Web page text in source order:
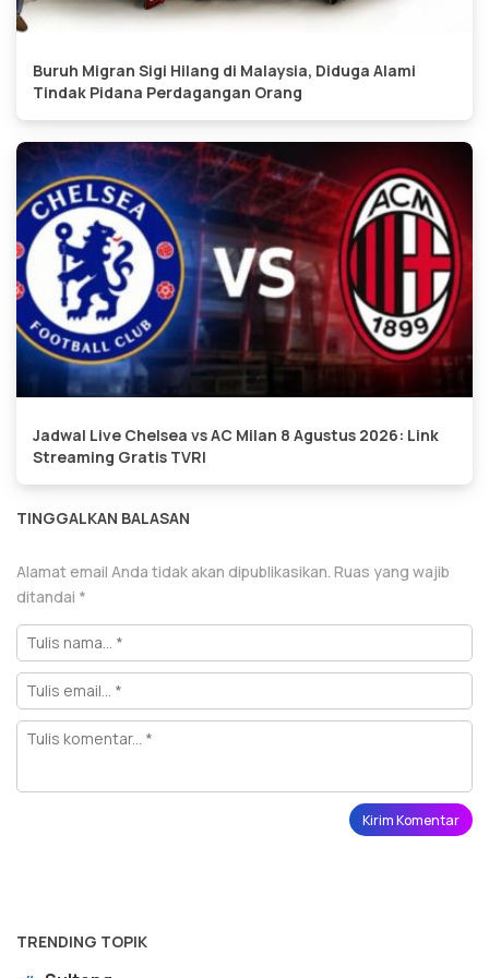
Buruh Migran Sigi Hilang di Malaysia, Diduga Alami
Tindak Pidana Perdagangan Orang
Jadwal Live Chelsea vs AC Milan 8 Agustus 2026: Link
Streaming Gratis TVRI
TINGGALKAN BALASAN
Alamat email Anda tidak akan dipublikasikan. Ruas yang wajib
ditandai *
TRENDING TOPIK